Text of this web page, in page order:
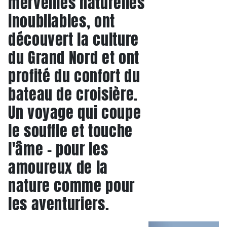
inoubliables, ont
découvert la culture
du Grand Nord et ont
profité du confort du
bateau de croisière.
Un voyage qui coupe
le souffle et touche
l'âme - pour les
amoureux de la
nature comme pour
les aventuriers.